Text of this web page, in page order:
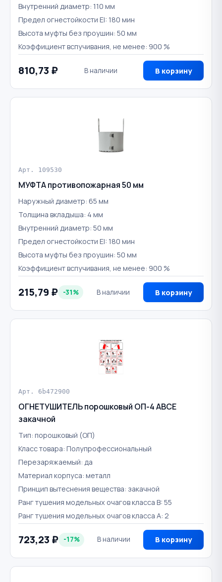
Внутренний диаметр: 110 мм
Предел огнестойкости EI: 180 мин
Высота муфты без проушин: 50 мм
Коэффициент вспучивания, не менее: 900 %
810,73 ₽ В наличии В корзину
Арт. 109530
МУФТА противопожарная 50 мм
Наружный диаметр: 65 мм
Толщина вкладыша: 4 мм
Внутренний диаметр: 50 мм
Предел огнестойкости EI: 180 мин
Высота муфты без проушин: 50 мм
Коэффициент вспучивания, не менее: 900 %
215,79 ₽ -31% В наличии В корзину
Арт. 6b472900
ОГНЕТУШИТЕЛЬ порошковый ОП-4 ABCE
закачной
Тип: порошковый (ОП)
Класс товара: Полупрофессиональный
Перезаряжаемый: да
Материал корпуса: металл
Принцип вытеснения вещества: закачной
Ранг тушения модельных очагов класса B: 55
Ранг тушения модельных очагов класса А: 2
723,23 ₽ -17% В наличии В корзину